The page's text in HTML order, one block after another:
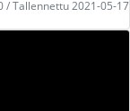
/ Tallennettu 2021-05-17